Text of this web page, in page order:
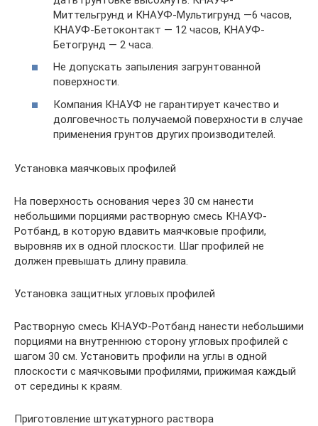
Миттельгрунд и КНАУФ-Мультигрунд —6 часов,
КНАУФ-Бетоконтакт — 12 часов, КНАУФ-
Бетогрунд — 2 часа.
Не допускать запыления загрунтованной
поверхности.
Компания КНАУФ не гарантирует качество и
долговечность получаемой поверхности в случае
применения грунтов других производителей.
Установка маячковых профилей
На поверхность основания через 30 см нанести
небольшими порциями растворную смесь КНАУФ-
Ротбанд, в которую вдавить маячковые профили,
выровняв их в одной плоскости. Шаг профилей не
должен превышать длину правила.
Установка защитных угловых профилей
Растворную смесь КНАУФ-Ротбанд нанести небольшими
порциями на внутреннюю сторону угловых профилей с
шагом 30 см. Установить профили на углы в одной
плоскости с маячковыми профилями, прижимая каждый
от середины к краям.
Приготовление штукатурного раствора